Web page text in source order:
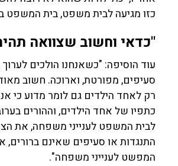
כזו מגיעה לבית משפט, בית המשפט
"כדאי וחשוב שצוואה
עוד הוסיפה: "כשאנחנו הולכים
סעיפים, מפורטת, וארוכה. חשוב
כתפיו של אחד הילדים, וההורים
לבית המשפט לענייני משפחה, את
התנגדות או סעיפים שאינם ברורים,
המפשט לענייני משפחה".